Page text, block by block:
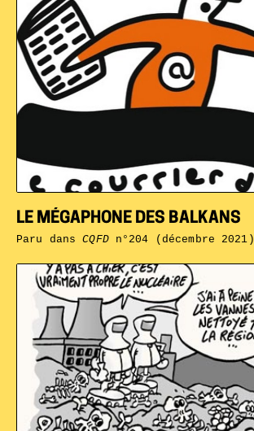
LE MÉGAPHONE DES BALKANS
Paru dansCQFDn°204 (décembre 2021)